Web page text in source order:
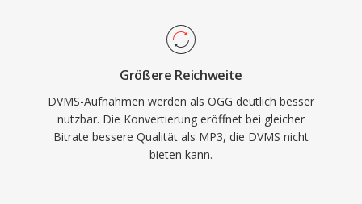
Größere Reichweite
DVMS-Aufnahmen werden als OGG deutlich besser
nutzbar. Die Konvertierung eröffnet bei gleicher
Bitrate bessere Qualität als MP3, die DVMS nicht
bieten kann.